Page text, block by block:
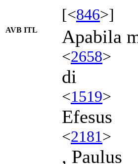
[<846>]
AVB ITL Apabila
<2658>
di
<1519>
Efesus
<2181>
, Paulus